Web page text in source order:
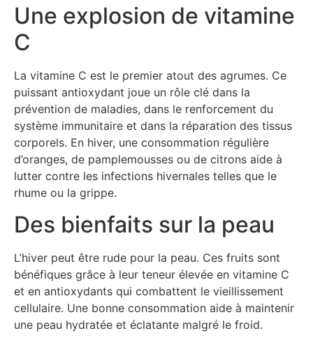
Une explosion de vitamine
C
La vitamine C est le premier atout des agrumes. Ce
puissant antioxydant joue un rôle clé dans la
prévention de maladies, dans le renforcement du
système immunitaire et dans la réparation des tissus
corporels. En hiver, une consommation régulière
d’oranges, de pamplemousses ou de citrons aide à
lutter contre les infections hivernales telles que le
rhume ou la grippe.
Des bienfaits sur la peau
L’hiver peut être rude pour la peau. Ces fruits sont
bénéfiques grâce à leur teneur élevée en vitamine C
et en antioxydants qui combattent le vieillissement
cellulaire. Une bonne consommation aide à maintenir
une peau hydratée et éclatante malgré le froid.